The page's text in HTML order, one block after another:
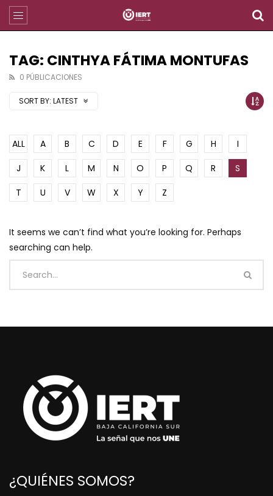
TAG: CINTHYA FÁTIMA MONTUFAS
0 PÚBLICACIONES
SORT BY: LATEST
ALL A B C D E F G H
I
J
K L M N O P Q R
S
T
U V W X Y Z
It seems we can’t find what you’re looking for. Perhaps
searching can help.
¿QUIÉNES SOMOS?